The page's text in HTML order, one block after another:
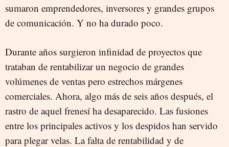
sumaron emprendedores, inversores y grandes grupos
de comunicación. Y no ha durado poco.
Durante años surgieron infinidad de proyectos que
trataban de rentabilizar un negocio de grandes
volúmenes de ventas pero estrechos márgenes
comerciales. Ahora, algo más de seis años después, el
rastro de aquel frenesí ha desaparecido. Las fusiones
entre los principales activos y los despidos han servido
para plegar velas. La falta de rentabilidad y de